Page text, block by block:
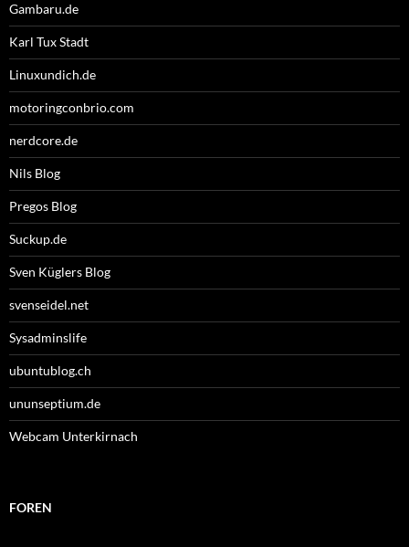
Gambaru.de
Karl Tux Stadt
Linuxundich.de
motoringconbrio.com
nerdcore.de
Nils Blog
Pregos Blog
Suckup.de
Sven Küglers Blog
svenseidel.net
Sysadminslife
ubuntublog.ch
ununseptium.de
Webcam Unterkirnach
FOREN